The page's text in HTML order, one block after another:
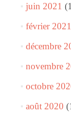
juin 2021
février 2021
décembre
novembre
octobre
août 2020